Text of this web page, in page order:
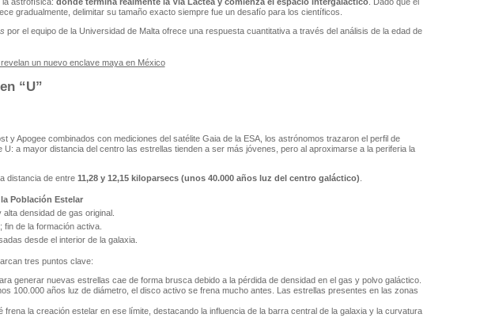
gradualmente, delimitar su tamaño exacto siempre fue un desafío para los científicos.
por el equipo de la Universidad de Malta ofrece una respuesta cuantitativa a través del análisis de la edad de
un nuevo enclave maya en México
“U”
y Apogee combinados con mediciones del satélite Gaia de la ESA, los astrónomos trazaron el perfil de
a mayor distancia del centro las estrellas tienden a ser más jóvenes, pero al aproximarse a la periferia la
distancia de entre 11,28 y 12,15 kiloparsecs (unos 40.000 años luz del centro galáctico)
Población Estelar
densidad de gas original.
fin de la formación activa.
desde el interior de la galaxia.
tres puntos clave:
generar nuevas estrellas cae de forma brusca debido a la pérdida de densidad en el gas y polvo galáctico.
100.000 años luz de diámetro, el disco activo se frena mucho antes. Las estrellas presentes en las zonas
frena la creación estelar en ese límite, destacando la influencia de la barra central de la galaxia y la curvatura